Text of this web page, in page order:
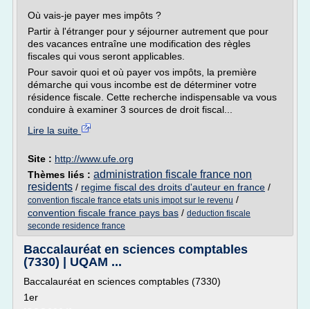
Où vais-je payer mes impôts ?
Partir à l'étranger pour y séjourner autrement que pour
des vacances entraîne une modification des règles
fiscales qui vous seront applicables.
Pour savoir quoi et où payer vos impôts, la première
démarche qui vous incombe est de déterminer votre
résidence fiscale. Cette recherche indispensable va vous
conduire à examiner 3 sources de droit fiscal...
Lire la suite
Site : http://www.ufe.org
Thèmes liés : administration fiscale france non
residents / regime fiscal des droits d'auteur en france /
convention fiscale france etats unis impot sur le revenu /
convention fiscale france pays bas / deduction fiscale
seconde residence france
Baccalauréat en sciences comptables
(7330) | UQAM ...
Baccalauréat en sciences comptables (7330)
1er